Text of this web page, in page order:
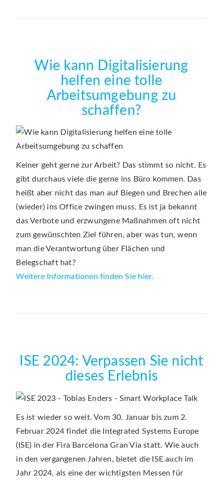
Wie kann Digitalisierung
helfen eine tolle
Arbeitsumgebung zu
schaffen?
Keiner geht gerne zur Arbeit? Das stimmt so nicht. Es
gibt durchaus viele die gerne ins Büro kommen. Das
heißt aber nicht das man auf Biegen und Brechen alle
(wieder) ins Office zwingen muss. Es ist ja bekannt
das Verbote und erzwungene Maßnahmen oft nicht
zum gewünschten Ziel führen, aber was tun, wenn
man die Verantwortung über Flächen und
Belegschaft hat?
Weitere Informationen finden Sie hier.
ISE 2024: Verpassen Sie nicht
dieses Erlebnis
Es ist wieder so weit. Vom 30. Januar bis zum 2.
Februar 2024 findet die Integrated Systems Europe
(ISE) in der Fira Barcelona Gran Via statt. Wie auch
in den vergangenen Jahren, bietet die ISE auch im
Jahr 2024, als eine der wichtigsten Messen für